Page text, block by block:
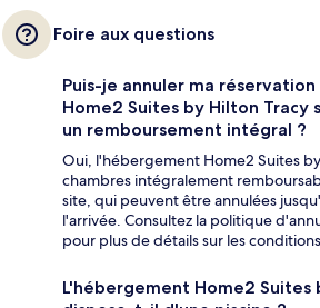
Foire aux questions
Puis-je annuler ma
Home2 Suites by Hilton Tracy
un remboursement intégral ?
Oui, l'hébergement Home2 Suites
chambres intégralement
site, qui peuvent être annulées
l'arrivée. Consultez la politique
pour plus de détails sur les
L'hébergement Home2 Suites